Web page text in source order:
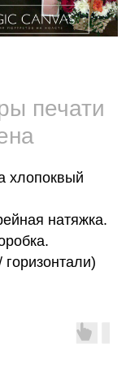
печати
хлопоквый
натяжка.